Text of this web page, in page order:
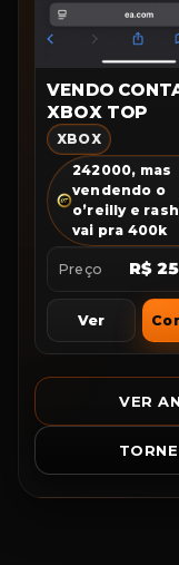
VENDO
XBOX TOP
XBOX
242000, mas
vendendo o
o’reilly e
vai pra 400k
Preço R$
Ver
VER